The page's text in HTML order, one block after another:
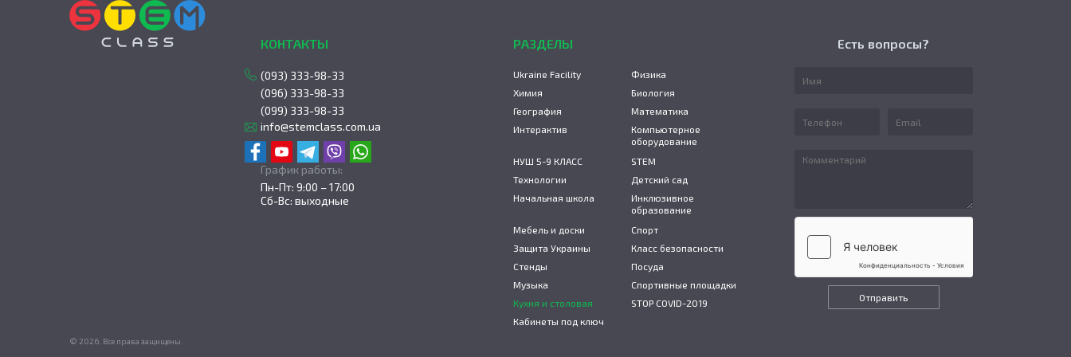
КОНТАКТЫ
(093) 333-98-33
(096) 333-98-33
(099) 333-98-33
info@stemclass.com.ua
График работы:
Пн-Пт: 9:00 – 17:00
Сб-Вс: выходные
РАЗДЕЛЫ
Ukraine Facility
Физика
Химия
Биология
География
Математика
Интерактив
Компьютерное
оборудование
НУШ 5-9 КЛАСС
STEM
Технологии
Детский сад
Начальная школа
Инклюзивное
образование
Мебель и доски
Спорт
Защита Украины
Класс безопасности
Стенды
Посуда
Музыка
Спортивные площадки
Кухня и столовая
STOP COVID-2019
Кабинеты под ключ
Есть вопросы?
© 2026. Все права защищены.